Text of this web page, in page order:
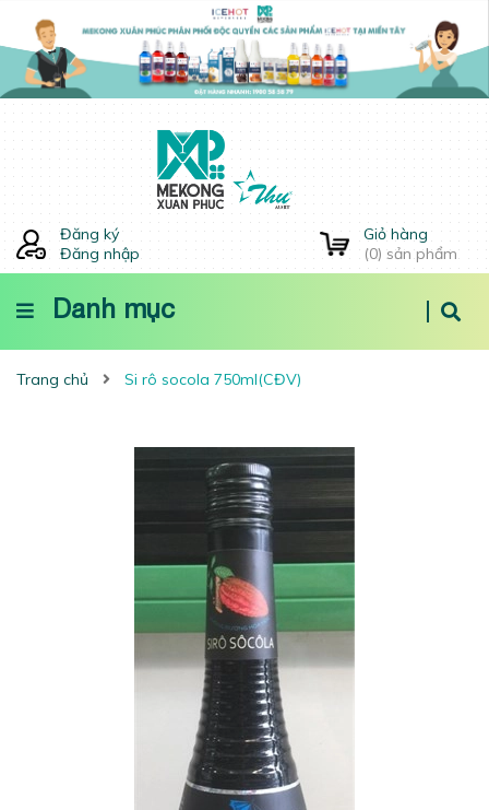
Đăng ký
Đăng nhập
Giỏ hàng
(0) sản phẩm
Danh mục
Trang chủ Si rô socola 750ml(CĐV)